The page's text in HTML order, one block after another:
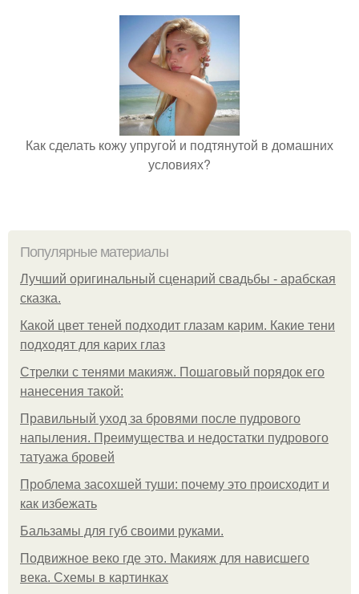
Как сделать кожу упругой и подтянутой в домашних
условиях?
Популярные материалы
Лучший оригинальный сценарий свадьбы - арабская
сказка.
Какой цвет теней подходит глазам карим. Какие тени
подходят для карих глаз
Стрелки с тенями макияж. Пошаговый порядок его
нанесения такой:
Правильный уход за бровями после пудрового
напыления. Преимущества и недостатки пудрового
татуажа бровей
Проблема засохшей туши: почему это происходит и
как избежать
Бальзамы для губ своими руками.
Подвижное веко где это. Макияж для нависшего
века. Схемы в картинках